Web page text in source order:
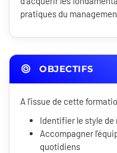
pratiques du
OBJECTIFS
A l'issue de cette
Identifier le style de
Accompagner
quotidiens